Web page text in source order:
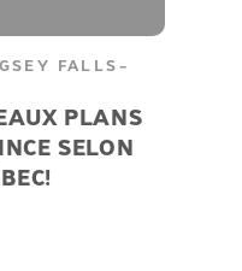
FALLS-
PLANS
SELON